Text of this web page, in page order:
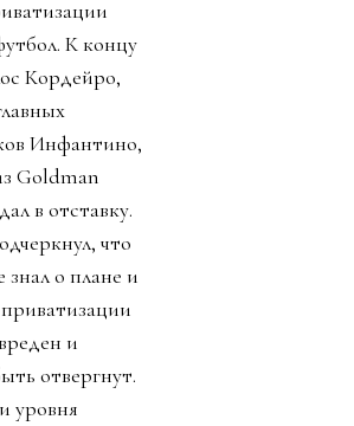
К концу
Кордейро,
Инфантино,
Goldman
в отставку.
что
знал о плане и
и
отвергнут.
уровня